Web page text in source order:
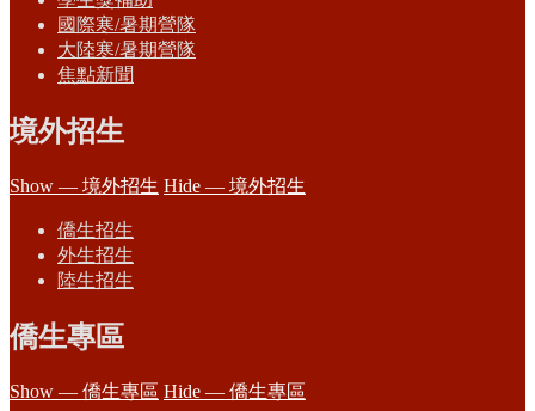
國際寒/暑期營隊
大陸寒/暑期營隊
焦點新聞
境外招生
Show — 境外招生 Hide — 境外招生
僑生招生
外生招生
陸生招生
僑生專區
Show — 僑生專區 Hide — 僑生專區